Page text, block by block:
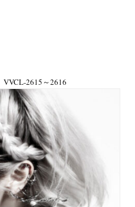
VVCL-2615～2616